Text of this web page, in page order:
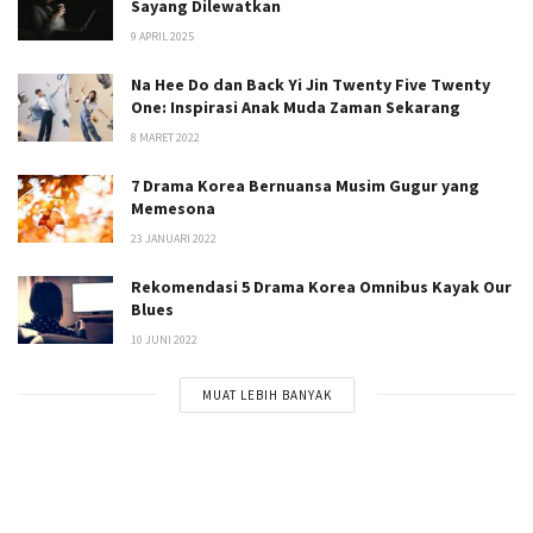
Sayang Dilewatkan
9 APRIL 2025
Na Hee Do dan Back Yi Jin Twenty Five Twenty
One: Inspirasi Anak Muda Zaman Sekarang
8 MARET 2022
7 Drama Korea Bernuansa Musim Gugur yang
Memesona
23 JANUARI 2022
Rekomendasi 5 Drama Korea Omnibus Kayak Our
Blues
10 JUNI 2022
MUAT LEBIH BANYAK